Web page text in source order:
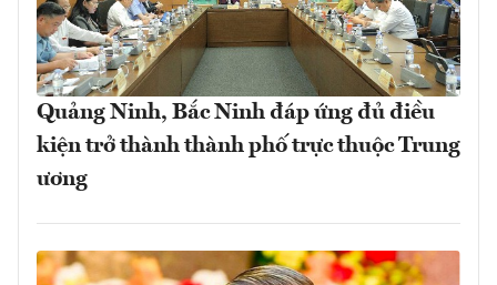
Quảng Ninh, Bắc Ninh đáp ứng đủ điều
kiện trở thành thành phố trực thuộc Trung
ương